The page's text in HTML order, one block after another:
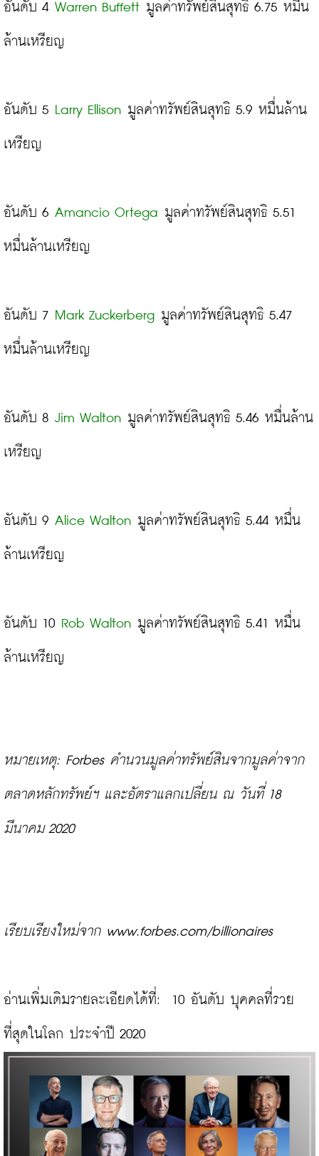
อันดับ 4 Warren Buffett มูลค่าทรัพย์สินสุทธิ 6.75 หมื่น
ล้านเหรียญ
อันดับ 5 Larry Ellison มูลค่าทรัพย์สินสุทธิ 5.9 หมื่นล้าน
เหรียญ
อันดับ 6 Amancio Ortega มูลค่าทรัพย์สินสุทธิ 5.51
หมื่นล้านเหรียญ
อันดับ 7 Mark Zuckerberg มูลค่าทรัพย์สินสุทธิ 5.47
หมื่นล้านเหรียญ
อันดับ 8 Jim Walton มูลค่าทรัพย์สินสุทธิ 5.46 หมื่นล้าน
เหรียญ
อันดับ 9 Alice Walton มูลค่าทรัพย์สินสุทธิ 5.44 หมื่น
ล้านเหรียญ
อันดับ 10 Rob Walton มูลค่าทรัพย์สินสุทธิ 5.41 หมื่น
ล้านเหรียญ
หมายเหตุ: Forbes คำนวนมูลค่าทรัพย์สินจากมูลค่าจาก
ตลาดหลักทรัพย์ฯ และอัตราแลกเปลี่ยน ณ วันที่ 18
เรียบเรียงใหม่จาก www.forbes.com/billionaires
อ่านเพิ่มเติมรายละเอียดได้ที่: 10 อันดับ บุคคลที่รวย
ที่สุดในโลก ประจำปี 2020